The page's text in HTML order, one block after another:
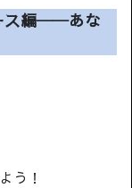
ス編──あな
う！